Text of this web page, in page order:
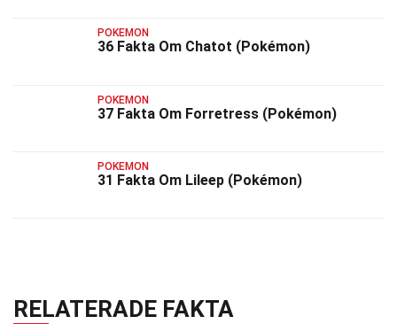
POKEMON
36 Fakta Om Chatot (Pokémon)
POKEMON
37 Fakta Om Forretress (Pokémon)
POKEMON
31 Fakta Om Lileep (Pokémon)
RELATERADE FAKTA